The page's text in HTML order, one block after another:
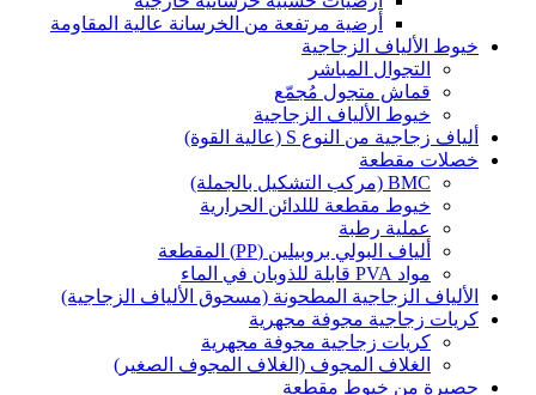
أرضية مرتفعة من الخرسانة عالية المقاومة
خيوط الألياف الزجاجية
التجوال المباشر
قماش متجول مُجمّع
خيوط الألياف الزجاجية
ألياف زجاجية من النوع S (عالية القوة)
خصلات مقطعة
BMC (مركب التشكيل بالجملة)
خيوط مقطعة لللدائن الحرارية
عملية رطبة
ألياف البولي بروبيلين (PP) المقطعة
مواد PVA قابلة للذوبان في الماء
الألياف الزجاجية المطحونة (مسحوق الألياف الزجاجية)
كريات زجاجية مجوفة مجهرية
كريات زجاجية مجوفة مجهرية
الغلاف المجوف (الغلاف المجوف الصغير)
حصيرة من خيوط مقطعة